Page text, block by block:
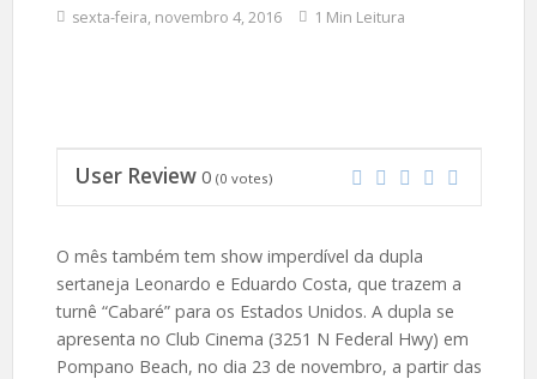
sexta-feira, novembro 4, 2016 1 Min Leitura
User Review 0 (0 votes)
O mês também tem show imperdível da dupla
sertaneja Leonardo e Eduardo Costa, que trazem a
turnê “Cabaré” para os Estados Unidos. A dupla se
apresenta no Club Cinema (3251 N Federal Hwy) em
Pompano Beach, no dia 23 de novembro, a partir das